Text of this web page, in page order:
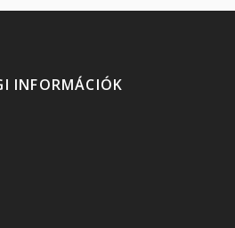
INFORMÁCIÓK